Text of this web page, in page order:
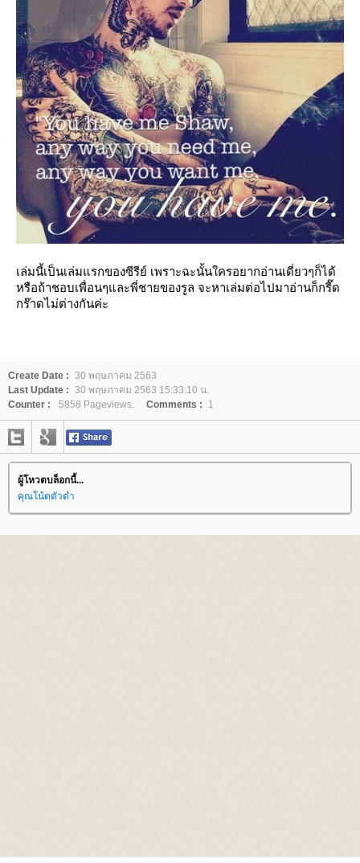
เล่มนี้เป็นเล่มแรกของซีรีย์ เพราะฉะนั้นใครอยากอ่านเดี่ยวๆก็ได้
หรือถ้าชอบเพื่อนๆและพี่ชายของรูล จะหาเล่มต่อไปมาอ่านก็กรี๊ด
กร๊าดไม่ต่างกันค่ะ
Create Date : 30 พฤษภาคม 2563
Last Update : 30 พฤษภาคม 2563 15:33:10 น.
Counter :
5858 Pageviews. Comments : 1
ผู้โหวตบล็อกนี้...
คุณโน้ตตัวดำ